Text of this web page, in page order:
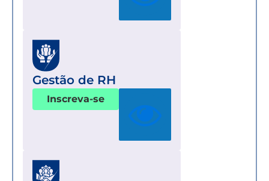
Gestão de RH
Inscreva-se